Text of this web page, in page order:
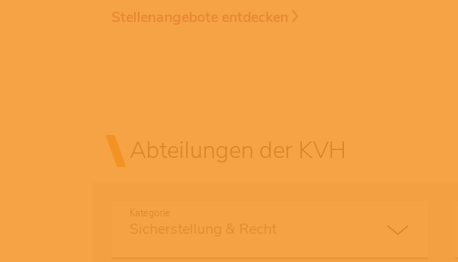
Stellenangebote entdecken
Abteilungen der KVH
Kategorie